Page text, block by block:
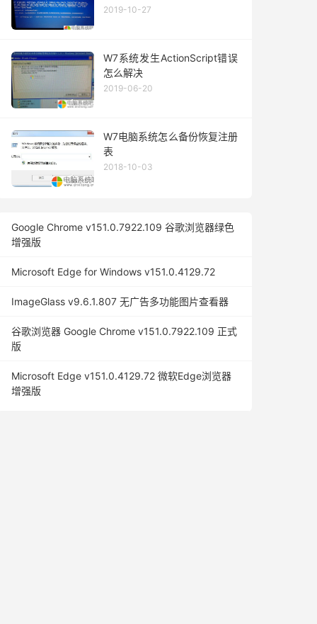
2019-10-27
W7系统发生ActionScript错误
怎么解决
2019-06-20
W7电脑系统怎么备份恢复注册
表
2018-10-03
Google Chrome v151.0.7922.109 谷歌浏览器绿色
增强版
Microsoft Edge for Windows v151.0.4129.72
ImageGlass v9.6.1.807 无广告多功能图片查看器
谷歌浏览器 Google Chrome v151.0.7922.109 正式
版
Microsoft Edge v151.0.4129.72 微软Edge浏览器
增强版